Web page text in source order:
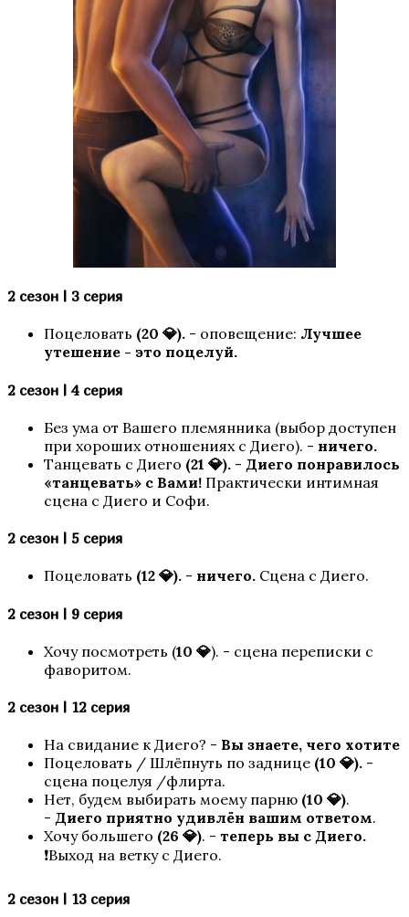
W: Ловчая Времени
Любовь, Грех и Зло
Я охочусь на тебя 2
Песнь о Красном Ниле
Игра в ТЭГ
2 сезон | 3 серия
Поцеловать (20 💎). - оповещение: Лучшее
утешение - это поцелуй.
2 сезон | 4 серия
Без ума от Вашего племянника (выбор доступен
при хороших отношениях с Диего). - ничего.
Танцевать с Диего (21 💎). - Диего понравилось
«танцевать» с Вами! Практически интимная
сцена с Диего и Софи.
2 сезон | 5 серия
Поцеловать (12 💎). - ничего. Сцена с Диего.
2 сезон | 9 серия
Хочу посмотреть (10 💎). - сцена переписки с
фаворитом.
2 сезон | 12 серия
На свидание к Диего? - Вы знаете, чего хотите
Поцеловать / Шлёпнуть по заднице (10 💎). -
сцена поцелуя /флирта.
Нет, будем выбирать моему парню (10 💎).
- Диего приятно удивлён вашим ответом.
Хочу большего (26 💎). - теперь вы с Диего.
❗Выход на ветку с Диего.
2 сезон | 13 серия